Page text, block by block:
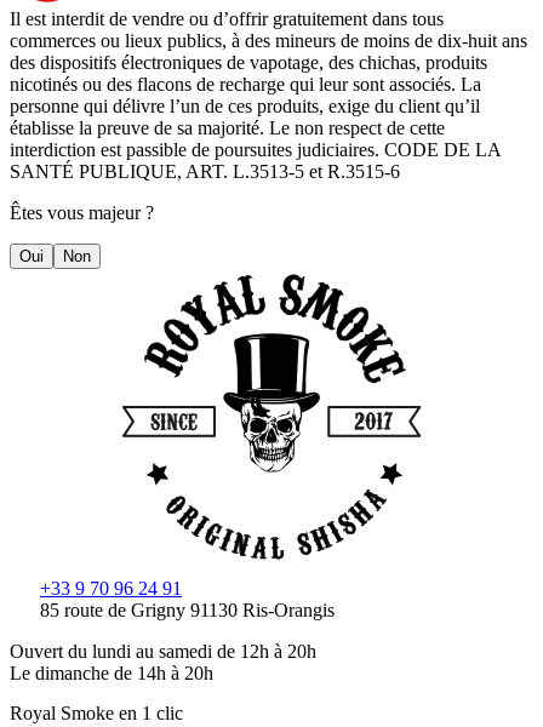
Il est interdit de vendre ou d’offrir gratuitement dans tous
commerces ou lieux publics, à des mineurs de moins de dix-huit ans
des dispositifs électroniques de vapotage, des chichas, produits
nicotinés ou des flacons de recharge qui leur sont associés. La
personne qui délivre l’un de ces produits, exige du client qu’il
établisse la preuve de sa majorité. Le non respect de cette
interdiction est passible de poursuites judiciaires. CODE DE LA
SANTÉ PUBLIQUE, ART. L.3513-5 et R.3515-6
Êtes vous majeur ?
Oui Non
+33 9 70 96 24 91
85 route de Grigny 91130 Ris-Orangis
Ouvert du lundi au samedi de 12h à 20h
Le dimanche de 14h à 20h
Royal Smoke en 1 clic